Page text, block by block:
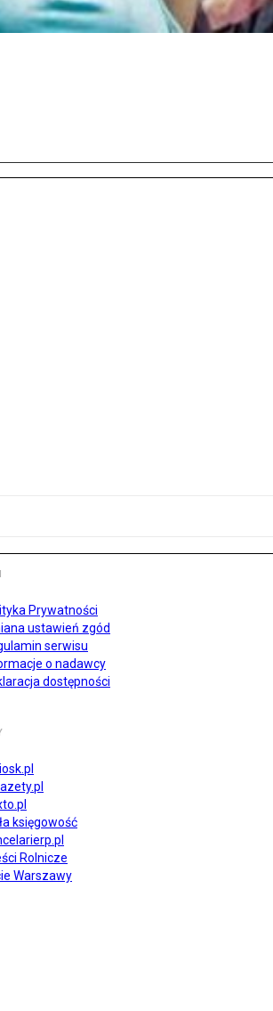
Prywatności
ustawień zgód
serwisu
o nadawcy
dostępności
księgowość
Rolnicze
Warszawy